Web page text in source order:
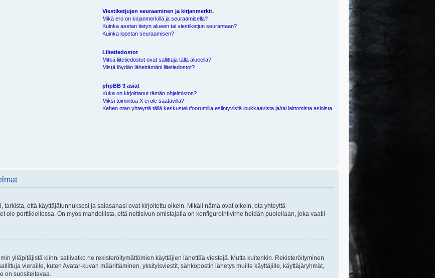
Viestiketjujen seuraaminen ja kirjanmerkit.
Mikä ero on kirjanmerkillä ja seuraamisella?
Kuinka asetan tietyn alueen tai viestiketjun seurantaan?
Kuinka lopetan seuraamisen?
Liitetiedostot
Mitkä liitetiedostot ovat sallittuja tällä alueella?
Mistä löydän lähettämäni liitetiedostot?
phpBB 3 asiat
Kuka on kirjoittanut tämän ohjelmiston?
Miksi toimintoa X ei ole saatavilla?
Kehen otan yhteyttä tällä keskustelufoorumilla esiintyvistä loukkaavista ja/tai laittomista asioista
tarkista, että käyttäjätunnuksesi ja salasanasi ovat kirjoitettu oikein. Mikäli nämä ovat oikein, ota yhteyttä
ole porttikiellossa. On myös mahdollista, että nettisivun omistajalla on konfigurointivirhe heidän puolellaan, joka vaatii
ylläpitäjistä kiinni sallivatko he rekisteröitymättömien käyttäjien lähettää viestejä. Mutta kuitenkin. Rekisteröityminen
vieraille, kuten Avatar-kuvan määrittäminen, yksityisviestit, sähköpostin lähetys muille käyttäjille, käyttäjäryhmät,
on suositeltavaa.